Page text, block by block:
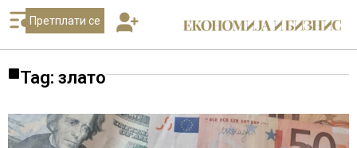
Претплати се
Tag: злато